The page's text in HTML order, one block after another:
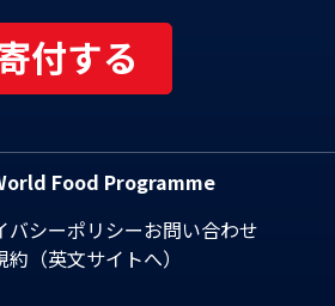
付する
Food Programme
バシーポリシーお問い合わせ
約（英文サイトへ）